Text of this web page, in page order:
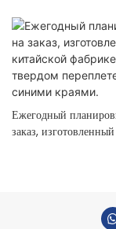
Ежегодный
заказ,